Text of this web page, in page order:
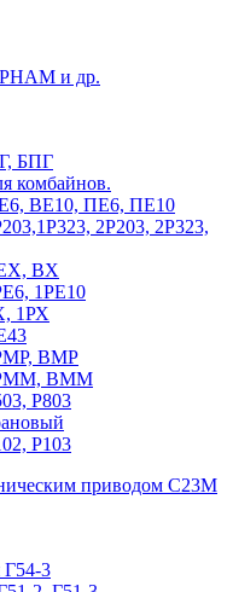
и др.
БПГ
комбайнов.
ВЕ10, ПЕ6, ПЕ10
2Р203, 2Р323,
ВХ
1РЕ10
1РХ
ВМР
1РММ, ВММ
Р803
Р103
приводом С23М
Г54-3